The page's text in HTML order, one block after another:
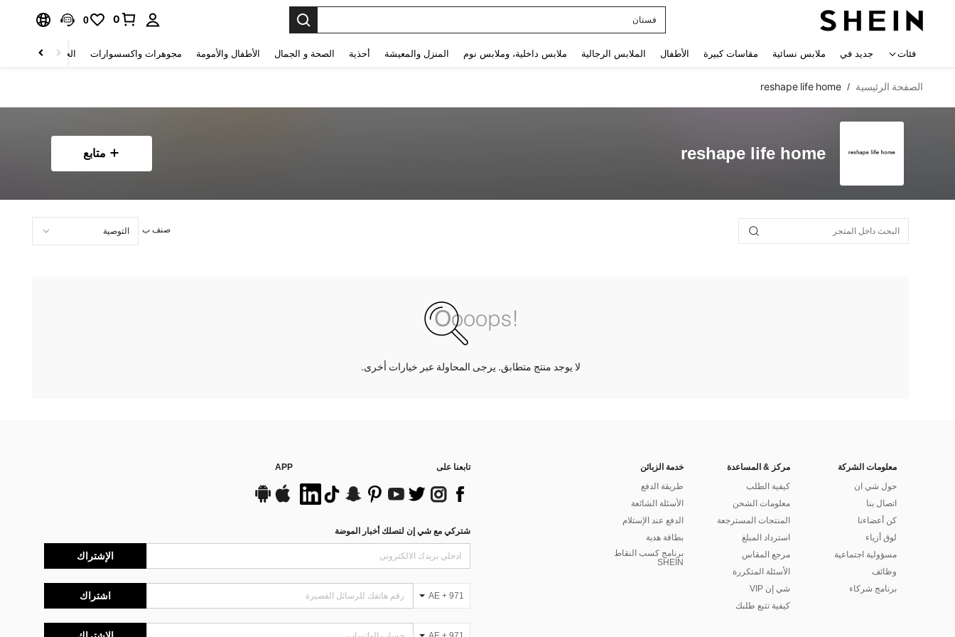
فستان
0
0
فئات جديد في ملابس نسائية مقاسات كبيرة الأطفال الملابس الرجالية ملابس داخلية، وملابس نوم المنزل والمعيشة أحذية الصحة و الجمال الأطفال والأمومة مجوهرات واكسسوارات الحقائب والأمتعة
الصفحة الرئيسية /
reshape life home
reshape life home متابع
صنف ب
لا يوجد منتج متطابق. يرجى المحاولة عبر خيارات أخرى.
معلومات الشركة
حول شي ان
اتصال بنا
كن أعضاءنا
لوق أزياء
مسؤولية اجتماعية
وظائف
برنامج شركاء
مركز & المساعدة
كيفية الطلب
معلومات الشحن
المنتجات المسترجعة
استرداد المبلغ
مرجع المقاس
الأسئلة المتكررة
شي إن VIP
كيفية تتبع طلبك
خدمة الزبائن
طريقة الدفع
الأسئلة الشائعة
الدفع عند الإستلام
بطاقة هدية
برنامج كسب النقاط
SHEIN
تابعنا على APP
شتركي مع شي إن لتصلك أخبار الموضة
الإشتراك
AE + 971 اشتراك